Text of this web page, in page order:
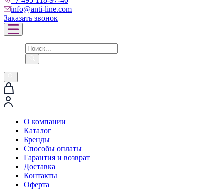
info@anti-line.com
Заказать звонок
О компании
Каталог
Бренды
Способы оплаты
Гарантия и возврат
Доставка
Контакты
Оферта